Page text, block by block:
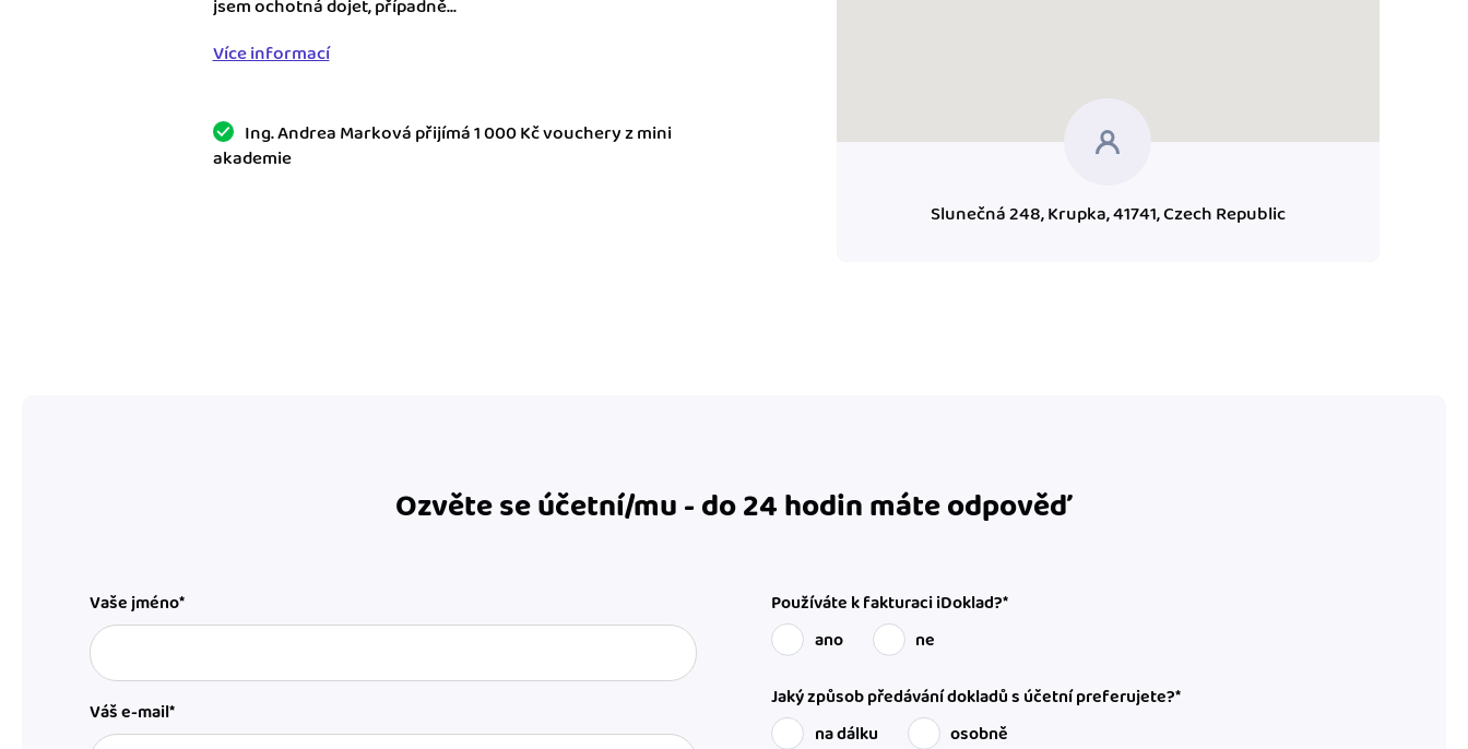
Výkazy pro úřady
Užívejte, že máte podklady pro finanční
Propojení na další systémy
jsem ochotná dojet, případně...
Více informací
Ing. Andrea Marková přijímá 1 000 Kč vouchery z mini
akademie
Slunečná 248, Krupka, 41741, Czech Republic
Ozvěte se účetní/mu - do 24 hodin máte odpověď
Vaše jméno*
Váš e-mail*
Používáte k fakturaci iDoklad?*
ano
ne
Jaký způsob předávání dokladů s účetní preferujete?*
na dálku
osobně